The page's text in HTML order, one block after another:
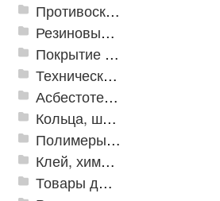
Противоскользящая защита для лестниц, профили, ленты
Резиновые и ПВХ дорожки
Покрытие из резиновой крошки
Техническая резина
Асбестотехнические и теплоизоляционные материалы
Кольца, шайбы, манжеты
Полимеры и пластики
Клей, химия, сопутствующие товары
Товары для дома